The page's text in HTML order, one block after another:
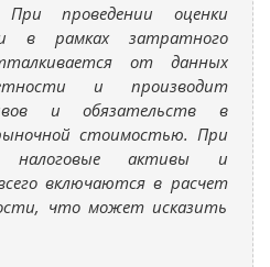
При проведении оценки
в рамках затратного
от данных
и производит
и обязательств в
стоимостью. При
налоговые активы и
включаются в расчет
что может исказить